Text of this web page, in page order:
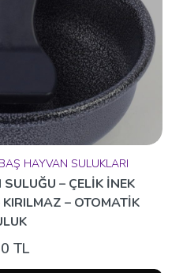
HAYVAN SULUKLARI
– ÇELİK İNEK
– OTOMATİK
TL